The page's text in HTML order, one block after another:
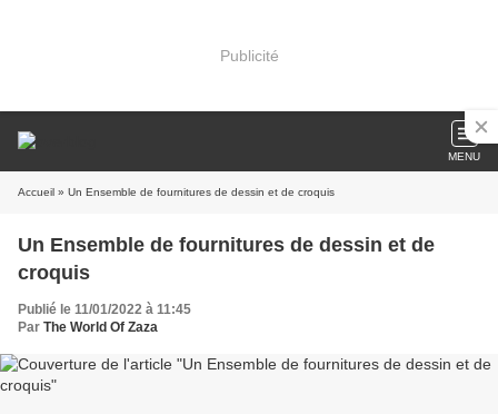
Publicité
MENU
Accueil » Un Ensemble de fournitures de dessin et de croquis
Un Ensemble de fournitures de dessin et de
croquis
Publié le 11/01/2022 à 11:45
Par The World Of Zaza